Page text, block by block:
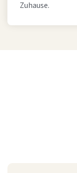
Zuhause.